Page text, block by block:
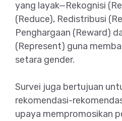
yang layak—Rekognisi
(Reduce), Redistribusi
Penghargaan (Reward)
(Represent) guna
setara gender.
Survei juga bertujuan
rekomendasi-
upaya mempromosikan